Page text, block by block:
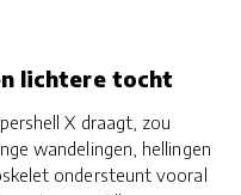
lichtere tocht
X draagt, zou
wandelingen, hellingen
ondersteunt vooral